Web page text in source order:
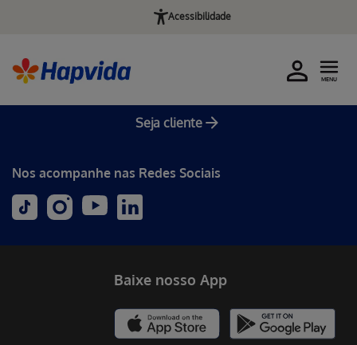
Acessibilidade
Seja cliente
MENU
Nos acompanhe nas Redes Sociais
Baixe nosso App